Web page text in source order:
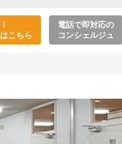
こちら
電話で即対応の
コンシェルジュ